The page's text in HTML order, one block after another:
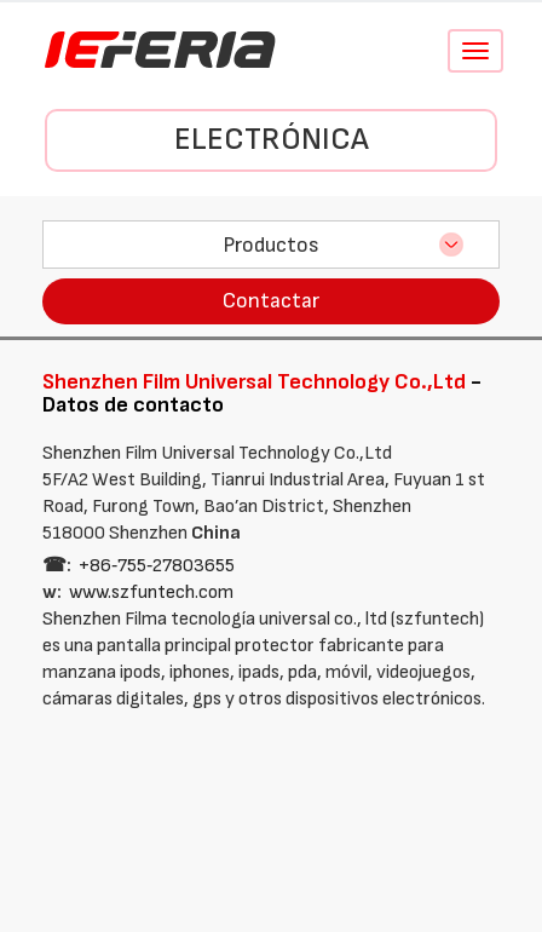
Conmutar
ELECTRÓNICA
Productos
Contactar
Shenzhen Film Universal Technology Co.,Ltd -
Datos de contacto
Shenzhen Film Universal Technology Co.,Ltd
5F/A2 West Building, Tianrui Industrial Area, Fuyuan 1 st
Road, Furong Town, Bao’an District, Shenzhen
518000 Shenzhen China
☎: +86‑755‑27803655
w: www.szfuntech.com
Shenzhen Filma tecnología universal co., ltd (szfuntech)
es una pantalla principal protector fabricante para
manzana ipods, iphones, ipads, pda, móvil, videojuegos,
cámaras digitales, gps y otros dispositivos electrónicos.